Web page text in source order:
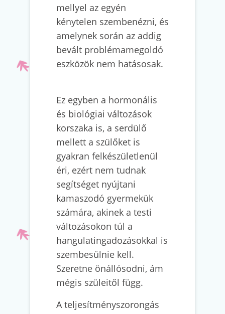
mellyel az egyén
kénytelen szembenézni, és
amelynek során az addig
bevált problémamegoldó
eszközök nem hatásosak.
Ez egyben a hormonális
és biológiai változások
korszaka is, a serdülő
mellett a szülőket is
gyakran felkészületlenül
éri, ezért nem tudnak
segítséget nyújtani
kamaszodó gyermekük
számára, akinek a testi
változásokon túl a
hangulatingadozásokkal is
szembesülnie kell.
Szeretne önállósodni, ám
mégis szüleitől függ.
A teljesítményszorongás